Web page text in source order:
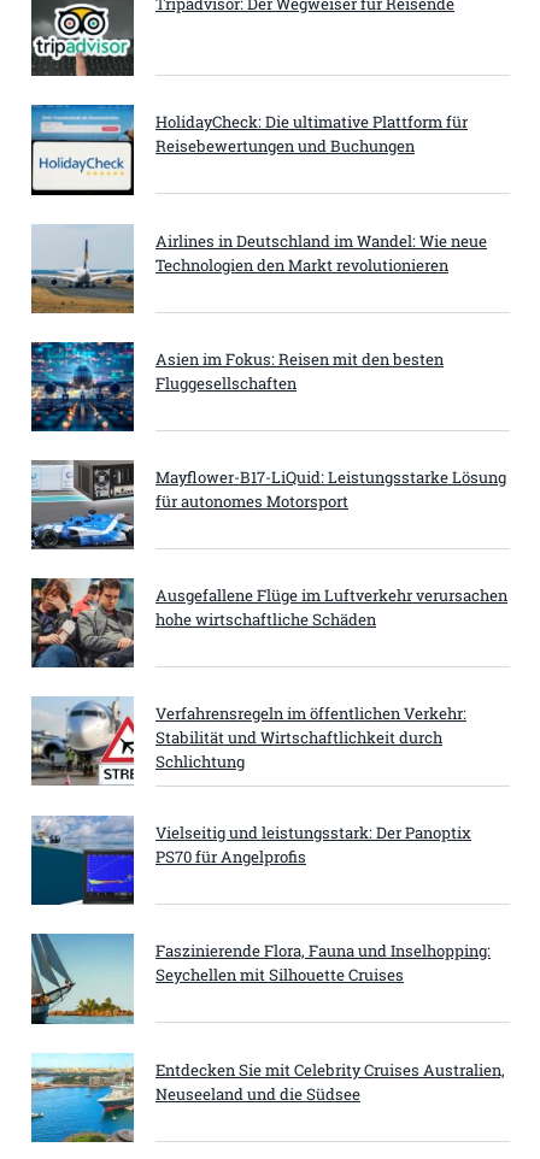
HolidayCheck: Die ultimative Plattform für
Reisebewertungen und Buchungen
Airlines in Deutschland im Wandel: Wie neue
Technologien den Markt revolutionieren
Asien im Fokus: Reisen mit den besten
Fluggesellschaften
Mayflower-B17-LiQuid: Leistungsstarke Lösung
für autonomes Motorsport
Ausgefallene Flüge im Luftverkehr verursachen
hohe wirtschaftliche Schäden
Verfahrensregeln im öffentlichen Verkehr:
Stabilität und Wirtschaftlichkeit durch
Schlichtung
Vielseitig und leistungsstark: Der Panoptix
PS70 für Angelprofis
Faszinierende Flora, Fauna und Inselhopping:
Seychellen mit Silhouette Cruises
Entdecken Sie mit Celebrity Cruises Australien,
Neuseeland und die Südsee